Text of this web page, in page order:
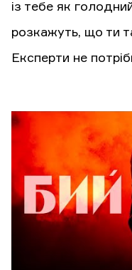
із тебе як
розкажуть, що ти
Експерти не